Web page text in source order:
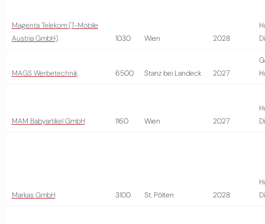
Magenta Telekom (T-Mobile
Austria GmbH)
1030 Wien 2028
MAGS Werbetechnik 6500 Stanz bei Landeck 2027
MAM Babyartikel GmbH 1160 Wien 2027
Markas GmbH 3100 St. Pölten 2028